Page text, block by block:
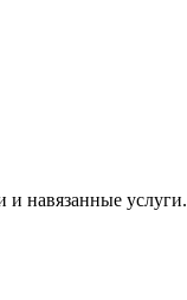
и навязанные услуги.